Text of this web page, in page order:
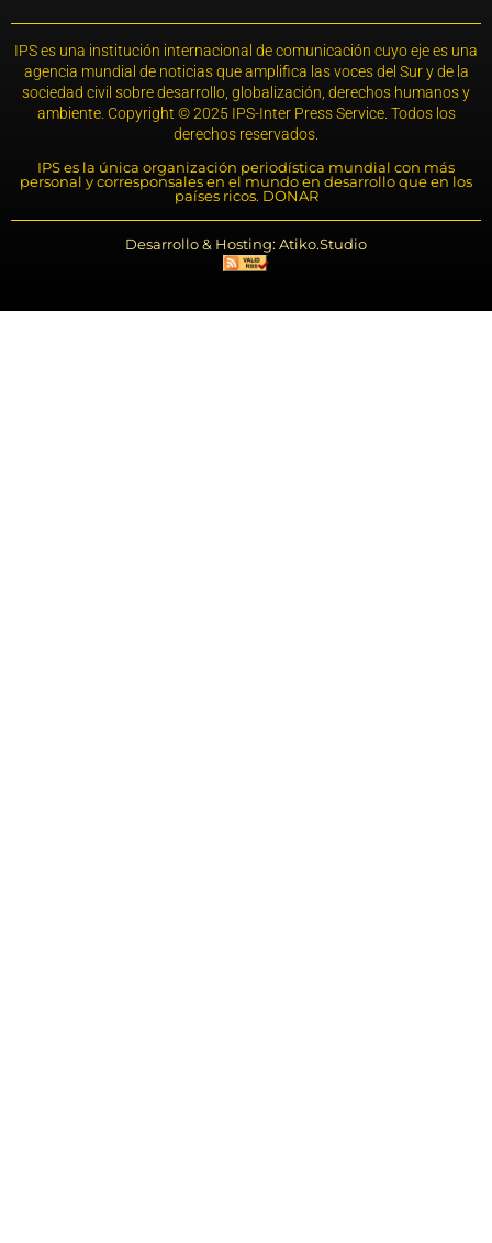
IPS es una institución internacional de comunicación cuyo eje es una
agencia mundial de noticias que amplifica las voces del Sur y de la
sociedad civil sobre desarrollo, globalización, derechos humanos y
ambiente. Copyright © 2025 IPS-Inter Press Service. Todos los
derechos reservados.
IPS es la única organización periodística mundial con más
personal y corresponsales en el mundo en desarrollo que en los
países ricos. DONAR
Desarrollo & Hosting: Atiko.Studio